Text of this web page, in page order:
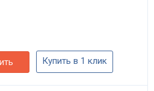
Купить в 1 клик